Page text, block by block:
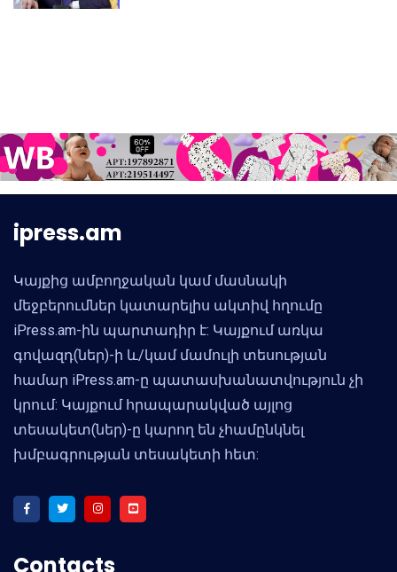
ipress.am
Կայքից ամբողջական կամ մասնակի
մեջբերումներ կատարելիս ակտիվ հղումը
iPress.am-ին պարտադիր է: Կայքում առկա
գովազդ(ներ)-ի և/կամ մամուլի տեսության
համար iPress.am-ը պատասխանատվություն չի
կրում: Կայքում հրապարակված այլոց
տեսակետ(ներ)-ը կարող են չհամընկնել
խմբագրության տեսակետի հետ:
Contacts